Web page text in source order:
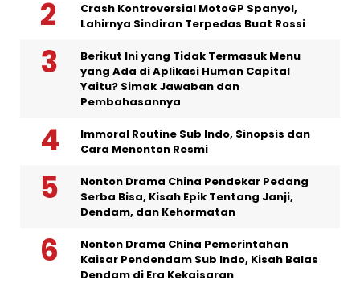
Crash Kontroversial MotoGP Spanyol,
Lahirnya Sindiran Terpedas Buat Rossi
Berikut Ini yang Tidak Termasuk Menu
yang Ada di Aplikasi Human Capital
Yaitu? Simak Jawaban dan
Pembahasannya
Immoral Routine Sub Indo, Sinopsis dan
Cara Menonton Resmi
Nonton Drama China Pendekar Pedang
Serba Bisa, Kisah Epik Tentang Janji,
Dendam, dan Kehormatan
Nonton Drama China Pemerintahan
Kaisar Pendendam Sub Indo, Kisah Balas
Dendam di Era Kekaisaran